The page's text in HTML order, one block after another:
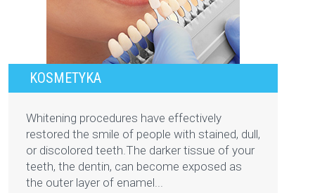
KOSMETYKA
Whitening procedures have effectively
restored the smile of people with stained, dull,
or discolored teeth.The darker tissue of your
teeth, the dentin, can become exposed as
the outer layer of enamel...